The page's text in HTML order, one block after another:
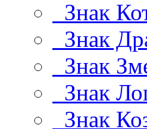
Знак
Знак
Знак
Знак
Знак